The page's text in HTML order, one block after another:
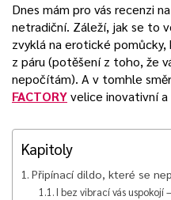
Dnes mám pro vás recenzi
netradiční. Záleží, jak se to
zvyklá na erotické
z páru (potěšení z toho, že
nepočítám). A v tomhle
FACTORYvelice inovativní a
Kapitoly
Připínací dildo, které se
I bez vibrací vás uspokojí